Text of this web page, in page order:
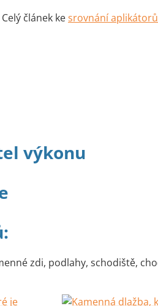
článek kesrovnání
výkonu
zdi, podlahy, schodiště,